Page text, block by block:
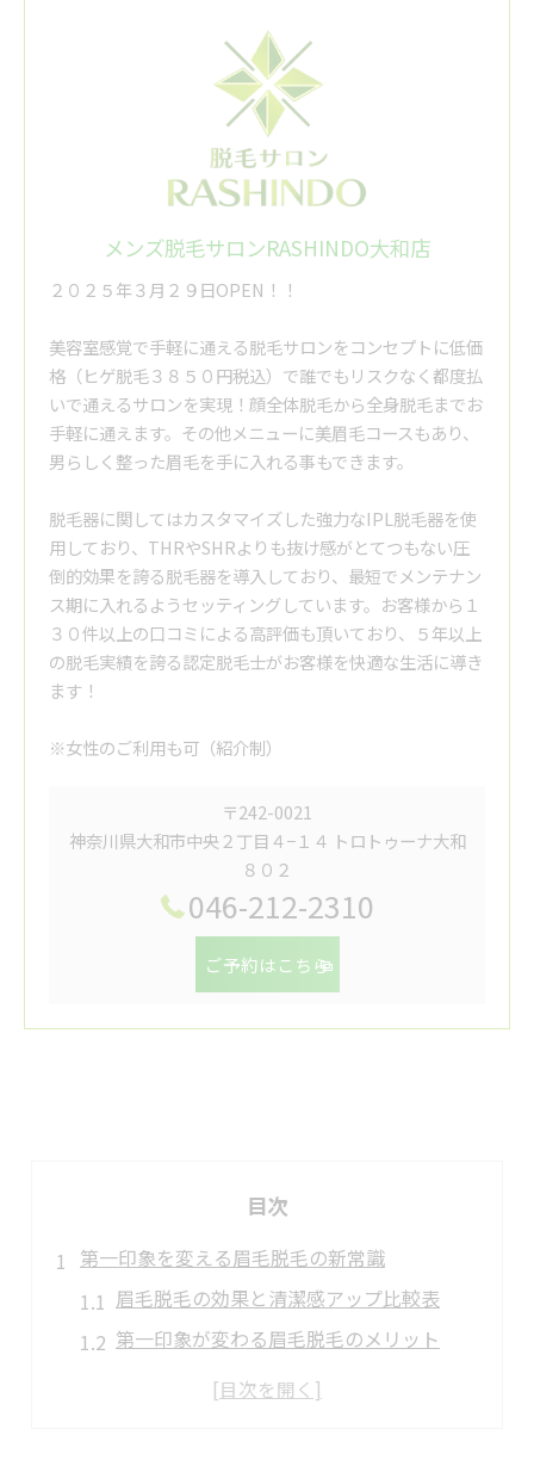
メンズ脱毛サロンRASHINDO大和店
２０２５年３月２９日OPEN！！
美容室感覚で手軽に通える脱毛サロンをコンセプトに低価
格（ヒゲ脱毛３８５０円税込）で誰でもリスクなく都度払
いで通えるサロンを実現！顔全体脱毛から全身脱毛までお
手軽に通えます。その他メニューに美眉毛コースもあり、
男らしく整った眉毛を手に入れる事もできます。
脱毛器に関してはカスタマイズした強力なIPL脱毛器を使
用しており、THRやSHRよりも抜け感がとてつもない圧
倒的効果を誇る脱毛器を導入しており、最短でメンテナン
ス期に入れるようセッティングしています。お客様から１
３０件以上の口コミによる高評価も頂いており、５年以上
の脱毛実績を誇る認定脱毛士がお客様を快適な生活に導き
ます！
※女性のご利用も可（紹介制）
〒242-0021
神奈川県大和市中央２丁目４−１４ トロトゥーナ大和
８０２
046-212-2310
ご予約はこちら
目次
第一印象を変える眉毛脱毛の新常識
眉毛脱毛の効果と清潔感アップ比較表
第一印象が変わる眉毛脱毛のメリット
脱毛で垢抜けを目指すなら眉毛ケアが鍵